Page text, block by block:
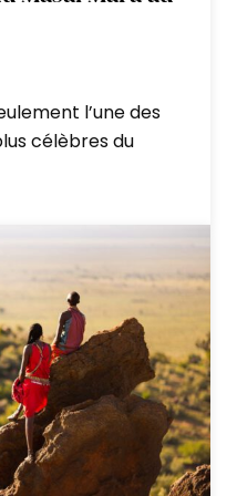
Masai Mara
de Masaï
et premier safari
sauvage du
l’une des
célèbres du